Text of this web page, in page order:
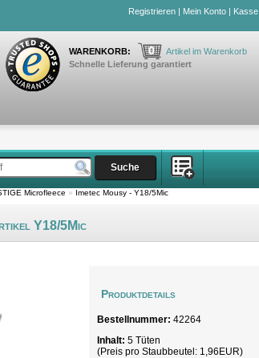
Registrieren | Mein Konto | Kasse
WARENKORB: 0
Artikel im Warenkorb
Schnelle Lieferung garantiert
Microfleece » Imetec Mousy - Y18/5Mic
Y18/5Mic
Produktdetails
Bestellnummer: 42264
Inhalt: 5 Tüten
(Preis pro Staubbeutel: 1,96EUR)